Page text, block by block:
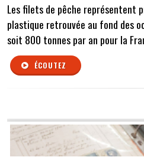
Les filets de pêche représentent
plastique retrouvée au fond des
soit 800 tonnes par an pour la
ÉCOUTEZ